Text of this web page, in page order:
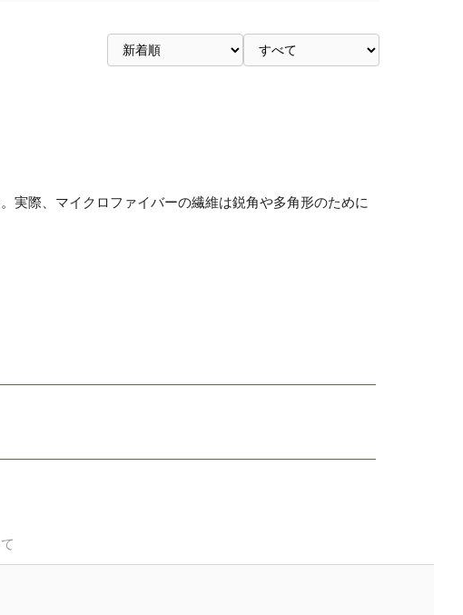
実際、マイクロファイバーの繊維は鋭角や多角形のために